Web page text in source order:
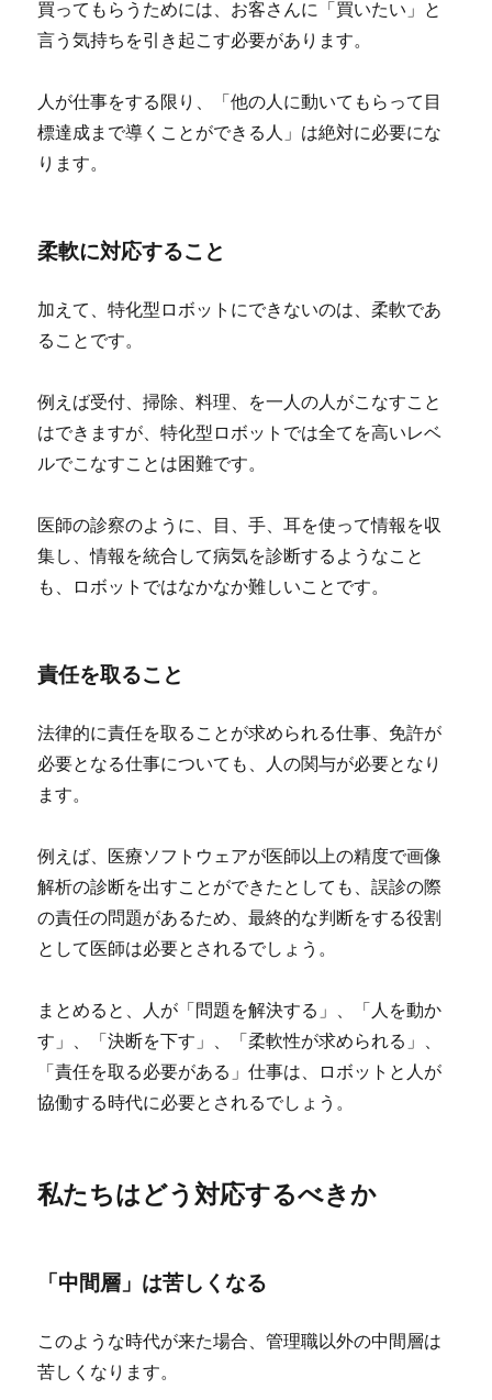
買ってもらうためには、お客さんに「買いたい」と
言う気持ちを引き起こす必要があります。
人が仕事をする限り、「他の人に動いてもらって目
標達成まで導くことができる人」は絶対に必要にな
ります。
柔軟に対応すること
加えて、特化型ロボットにできないのは、柔軟であ
ることです。
例えば受付、掃除、料理、を一人の人がこなすこと
はできますが、特化型ロボットでは全てを高いレベ
ルでこなすことは困難です。
医師の診察のように、目、手、耳を使って情報を収
集し、情報を統合して病気を診断するようなこと
も、ロボットではなかなか難しいことです。
責任を取ること
法律的に責任を取ることが求められる仕事、免許が
必要となる仕事についても、人の関与が必要となり
ます。
例えば、医療ソフトウェアが医師以上の精度で画像
解析の診断を出すことができたとしても、誤診の際
の責任の問題があるため、最終的な判断をする役割
として医師は必要とされるでしょう。
まとめると、人が 「問題を解決する」、「人を動か
す」、「決断を下す」、「柔軟性が求められる」、
「責任を取る必要がある」仕事は、ロボットと人が
協働する時代に必要とされるでしょう。
私たちはどう対応するべきか
「中間層」は苦しくなる
このような時代が来た場合、管理職以外の中間層は
苦しくなります。